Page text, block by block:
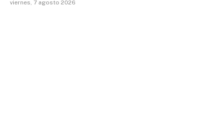
viernes, 7 agosto 2026